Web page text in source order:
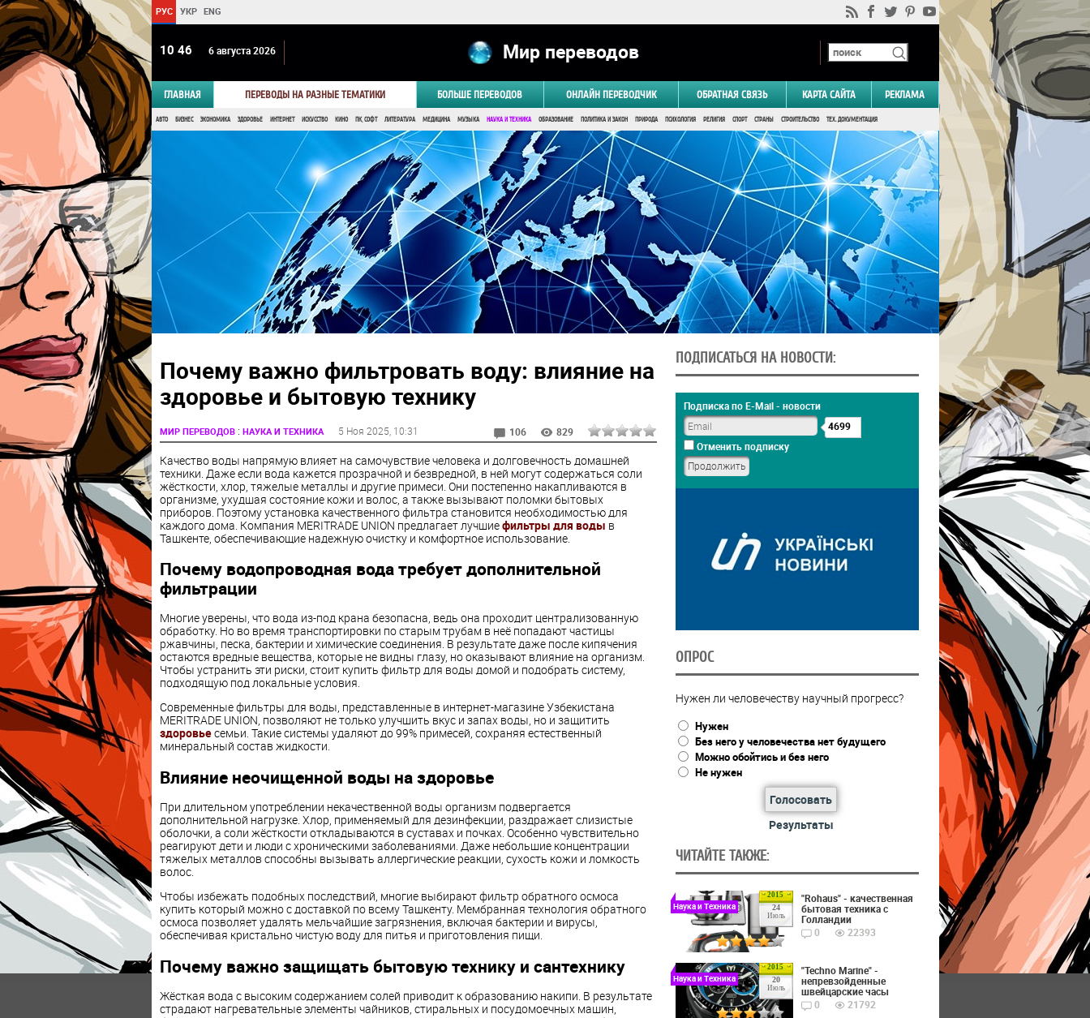
РУС УКР ENG
10:46 6 августа 2026 Мир переводов
ГЛАВНАЯ ПЕРЕВОДЫ НА РАЗНЫЕ ТЕМАТИКИ БОЛЬШЕ ПЕРЕВОДОВ ОНЛАЙН ПЕРЕВОДЧИК ОБРАТНАЯ СВЯЗЬ КАРТА САЙТА РЕКЛАМА
АВТО БИЗНЕС ЭКОНОМИКА ЗДОРОВЬЕ ИНТЕРНЕТ ИСКУССТВО КИНО ПК, СОФТ ЛИТЕРАТУРА МЕДИЦИНА МУЗЫКА НАУКА И ТЕХНИКА ОБРАЗОВАНИЕ ПОЛИТИКА И ЗАКОН ПРИРОДА ПСИХОЛОГИЯ РЕЛИГИЯ СПОРТ СТРАНЫ СТРОИТЕЛЬСТВО ТЕХ. ДОКУМЕНТАЦИЯ
Почему важно фильтровать воду: влияние на
здоровье и бытовую технику
МИР ПЕРЕВОДОВ: НАУКА И ТЕХНИКА 5 Ноя 2025 , 10:31 106 829
Качество воды напрямую влияет на самочувствие человека и долговечность домашней
техники. Даже если вода кажется прозрачной и безвредной, в ней могут содержаться соли
жёсткости, хлор, тяжелые металлы и другие примеси. Они постепенно накапливаются в
организме, ухудшая состояние кожи и волос, а также вызывают поломки бытовых
приборов. Поэтому установка качественного фильтра становится необходимостью для
каждого дома. Компания MERITRADE UNION предлагает лучшиефильтры для воды в
Ташкенте, обеспечивающие надежную очистку и комфортное использование.
Почему водопроводная вода требует дополнительной
фильтрации
Многие уверены, что вода из-под крана безопасна, ведь она проходит централизованную
обработку. Но во время транспортировки по старым трубам в неё попадают частицы
ржавчины, песка, бактерии и химические соединения. В результате даже после кипячения
остаются вредные вещества, которые не видны глазу, но оказывают влияние на организм.
Чтобы устранить эти риски, стоит купить фильтр для воды домой и подобрать систему,
подходящую под локальные условия.
Современные фильтры для воды, представленные в интернет-магазине Узбекистана
MERITRADE UNION, позволяют не только улучшить вкус и запах воды, но и защитить
здоровьесемьи. Такие системы удаляют до 99% примесей, сохраняя естественный
минеральный состав жидкости.
Влияние неочищенной воды на здоровье
При длительном употреблении некачественной воды организм подвергается
дополнительной нагрузке. Хлор, применяемый для дезинфекции, раздражает слизистые
оболочки, а соли жёсткости откладываются в суставах и почках. Особенно чувствительно
реагируют дети и люди с хроническими заболеваниями. Даже небольшие концентрации
тяжелых металлов способны вызывать аллергические реакции, сухость кожи и ломкость
волос.
Чтобы избежать подобных последствий, многие выбирают фильтр обратного осмоса
купить который можно с доставкой по всему Ташкенту. Мембранная технология обратного
осмоса позволяет удалять мельчайшие загрязнения, включая бактерии и вирусы,
обеспечивая кристально чистую воду для питья и приготовления пищи.
Почему важно защищать бытовую технику и сантехнику
Жёсткая вода с высоким содержанием солей приводит к образованию накипи. В результате
страдают нагревательные элементы чайников, стиральных и посудомоечных машин,
ПОДПИСАТЬСЯ НА НОВОСТИ:
Подписка по E-Mail - новости
4699
Отменить подписку
ОПРОС
Нужен ли человечеству научный прогресс?
Нужен
Без него у человечества нет будущего
Можно обойтись и без него
Не нужен
Голосовать
Результаты
ЧИТАЙТЕ ТАКЖЕ:
2015
24
Июль
Наука и Техника
"Rohaus" - качественная
бытовая техника с
Голландии
0
22393
2015
20
Июль
Наука и Техника
"Techno Marine" -
непревзойденные
швейцарские часы
0
21792